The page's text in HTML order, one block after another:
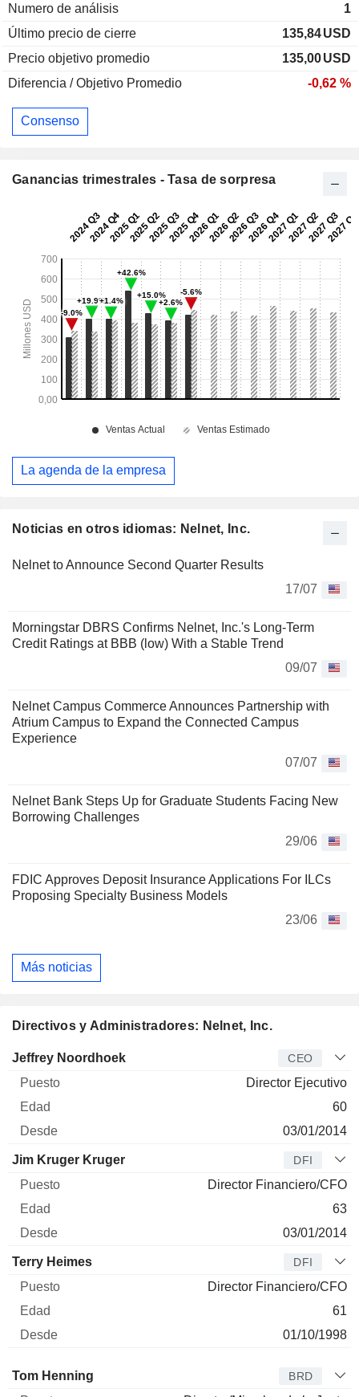
Noticias en otros idiomas: Nelnet, Inc.
Nelnet to Announce Second Quarter Results
17/07
Morningstar DBRS Confirms Nelnet, Inc.'s Long-Term
Credit Ratings at BBB (low) With a Stable Trend
09/07
Nelnet Campus Commerce Announces Partnership with
Atrium Campus to Expand the Connected Campus
Experience
07/07
Nelnet Bank Steps Up for Graduate Students Facing New
Borrowing Challenges
29/06
FDIC Approves Deposit Insurance Applications For ILCs
Proposing Specialty Business Models
23/06
Más noticias
Directivos y Administradores: Nelnet, Inc.
Director Puesto Edad
Jeffrey Noordhoek CEO
Director Ejecutivo
60
03/01/2014
Jim Kruger Kruger DFI
Director Financiero/CFO
63
03/01/2014
Terry Heimes DFI
Director Financiero/CFO
61
01/10/1998
Administrador
Tom Henning BRD
Numero de análisis
1
Último precio de cierre
135,84USD
Precio objetivo promedio
135,00USD
Diferencia / Objetivo Promedio
-0,62 %
Consenso
Ganancias trimestrales - Tasa de sorpresa
La agenda de la empresa